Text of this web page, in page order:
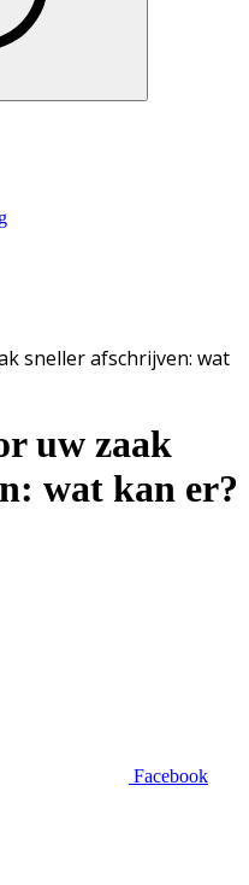
sneller afschrijven: wat
uw zaak
wat kan er?
Facebook